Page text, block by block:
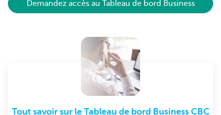
Demandez accès au Tableau de bord Business
Tout savoir sur le Tableau de bord Business CBC